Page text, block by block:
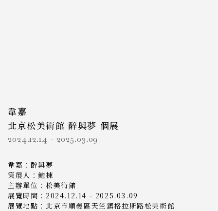
韋嘉
北京松美術館 醉與夢 個展
2024.12.14- 2025.03.09
韋嘉：醉與夢
策展人：鮑棟
主辦單位：松美術館
展覽時間：2024.12.14 - 2025.03.09
展覽地點：北京市順義區天竺鎮格拉斯路松美術館